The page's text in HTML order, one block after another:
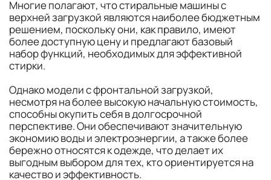
Многие полагают, что стиральные машины с
верхней загрузкой являются наиболее бюджетным
решением, поскольку они, как правило, имеют
более доступную цену и предлагают базовый
набор функций, необходимых для эффективной
стирки.
Однако модели с фронтальной загрузкой,
несмотря на более высокую начальную стоимость,
способны окупить себя в долгосрочной
перспективе. Они обеспечивают значительную
экономию воды и электроэнергии, а также более
бережно относятся к одежде, что делает их
выгодным выбором для тех, кто ориентируется на
качество и эффективность.